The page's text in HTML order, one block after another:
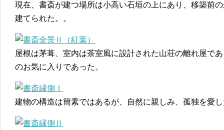
現在、書斎が建つ場所は小高い石垣の上にあり、移築前
建てられた。。
屋根は茅葺、室内は茶室風に設計された山荘の離れ屋で
のお気に入りであった。
建物の構造は簡素ではあるが、自然に親しみ、孤独を愛